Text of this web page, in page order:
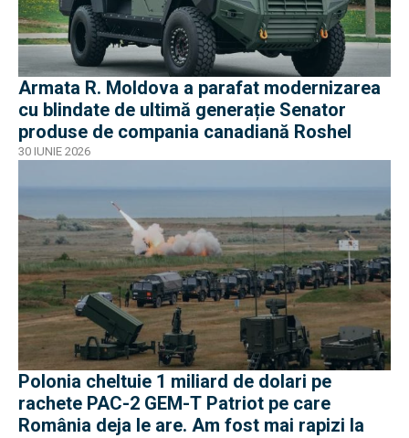
Armata R. Moldova a parafat modernizarea
cu blindate de ultimă generație Senator
produse de compania canadiană Roshel
30 IUNIE 2026
Polonia cheltuie 1 miliard de dolari pe
rachete PAC-2 GEM-T Patriot pe care
România deja le are. Am fost mai rapizi la